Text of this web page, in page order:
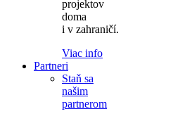
projektov
doma
i v zahraničí.
Viac info
Partneri
Staň sa
našim
partnerom